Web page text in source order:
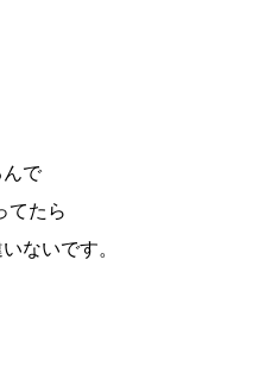
で
てたら
ないです。